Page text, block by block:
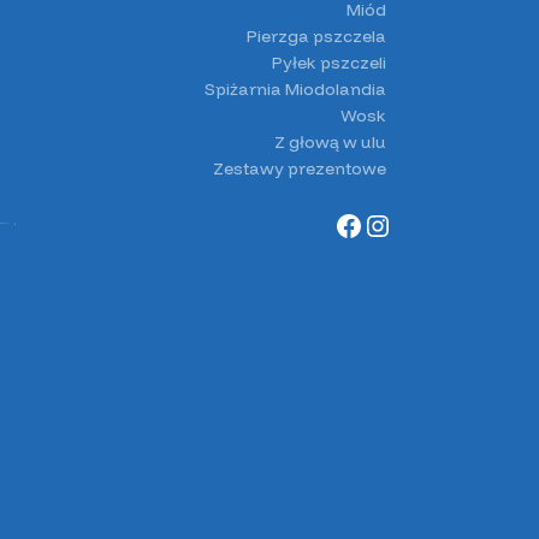
Miód
Pierzga pszczela
Pyłek pszczeli
Spiżarnia Miodolandia
Wosk
Z głową w ulu
Zestawy prezentowe